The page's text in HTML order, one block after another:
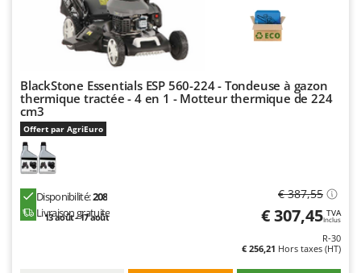
Udor
Unger
V
Verdemax
Vesco
Volpi
W
Weber
BlackStone Essentials ESP 560-224 - Tondeuse à gazon
thermique tractée - 4 en 1 - Motteur thermique de 224
cm3
Offert par AgriEuro
Disponibilité:208
Livraison gratuite
13 août - 17 août
€ 387,55
€ 307,45 TVA
Inclus
R-30
€ 256,21 Hors taxes (HT)